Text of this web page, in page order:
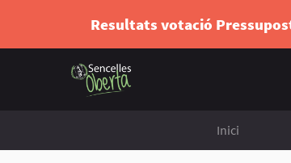
Resultats votació
Inici